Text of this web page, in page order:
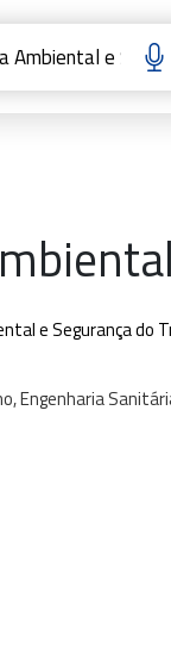
e Segurança do
Engenharia